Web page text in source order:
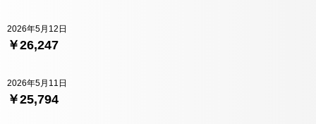
￥26,247
2026年5月12日
￥25,794
2026年5月11日